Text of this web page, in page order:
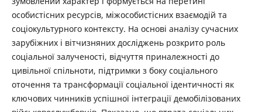
особистісних ресурсів, міжособистісних взаємодій та
соціокультурного контексту. На основі аналізу сучасних
зарубіжних і вітчизняних досліджень розкрито роль
соціальної залученості, відчуття приналежності до
цивільної спільноти, підтримки з боку соціального
оточення та трансформації соціальної ідентичності як
ключових чинників успішної інтеграції демобілізованих